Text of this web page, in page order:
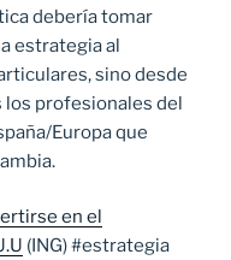
debería tomar
estrategia al
sino desde
los profesionales del
Europa que
en el
(ING) #estrategia